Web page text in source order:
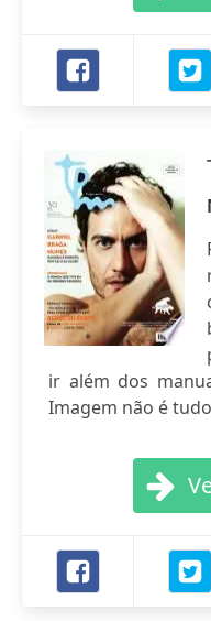
ir além dos
Imagem não é